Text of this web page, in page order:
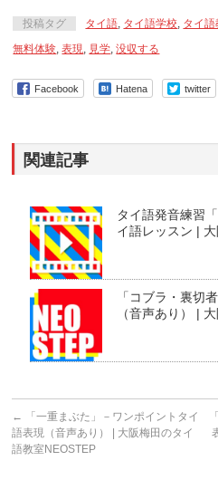
投稿タグ タイ語, タイ語学校, タイ語
無料体験,表現, 見学,没収する
Facebook Hatena twitter
関連記事
タイ語発音練習
イ語レッスン |
「コブラ・裏切
（音声あり） |
←
「一重まぶた」－ワンポイントタイ
語表現（音声あり） | 大阪梅田のタイ
語教室NEOSTEP